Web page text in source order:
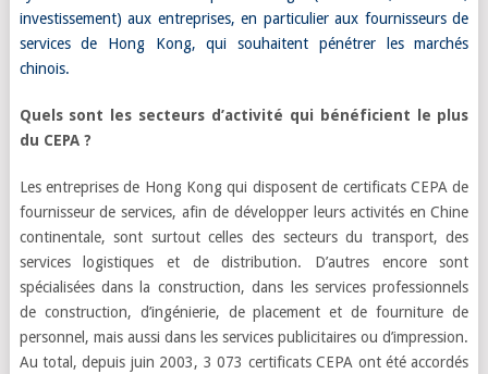
investissement) aux entreprises, en particulier aux fournisseurs de
services de Hong Kong, qui souhaitent pénétrer les marchés
chinois.
Quels sont les secteurs d’activité qui bénéficient le plus
du CEPA ?
Les entreprises de Hong Kong qui disposent de certificats CEPA de
fournisseur de services, afin de développer leurs activités en Chine
continentale, sont surtout celles des secteurs du transport, des
services logistiques et de distribution. D’autres encore sont
spécialisées dans la construction, dans les services professionnels
de construction, d’ingénierie, de placement et de fourniture de
personnel, mais aussi dans les services publicitaires ou d’impression.
Au total, depuis juin 2003, 3 073 certificats CEPA ont été accordés